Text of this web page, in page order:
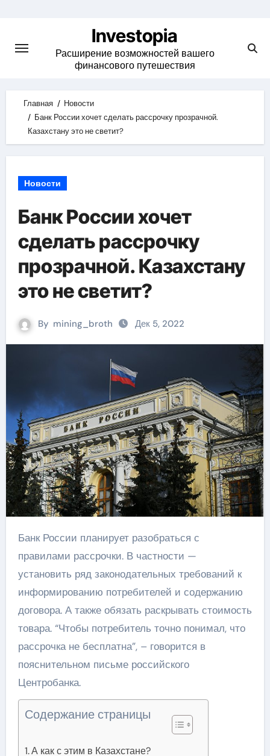
content
Investopia
Расширение возможностей вашего
финансового путешествия
Главная
Новости
Банк России хочет сделать рассрочку прозрачной.
Казахстану это не светит?
Новости
Банк России хочет
сделать рассрочку
прозрачной. Казахстану
это не светит?
By mining_broth Дек 5, 2022
Банк России планирует разобраться с
правилами рассрочки. В частности —
установить ряд законодательных требований к
информированию потребителей и содержанию
договора. А также обязать раскрывать стоимость
товара. “Чтобы потребитель точно понимал, что
рассрочка не бесплатна”, – говорится в
пояснительном письме российского
Центробанка.
Содержание страницы
А как с этим в Казахстане?